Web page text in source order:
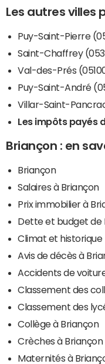
Les autres villes
Puy-Saint-Pierre
Saint-Chaffrey
Val-des-Prés
Puy-Saint-André
Villar-Saint-
Les impôts payés
Briançon : en
Briançon
Salaires à Briançon
Prix immobilier à
Dette et budget de
Climat et
Avis de décès à
Accidents de
Classement des
Classement des
Collège à Briançon
Crèches à Briançon
Maternités à